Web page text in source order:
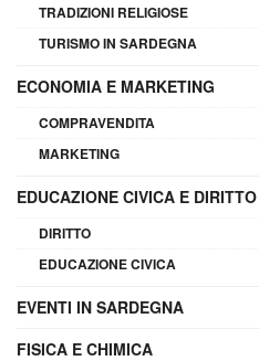
TRADIZIONI RELIGIOSE
TURISMO IN SARDEGNA
ECONOMIA E MARKETING
COMPRAVENDITA
MARKETING
EDUCAZIONE CIVICA E DIRITTO
DIRITTO
EDUCAZIONE CIVICA
EVENTI IN SARDEGNA
FISICA E CHIMICA